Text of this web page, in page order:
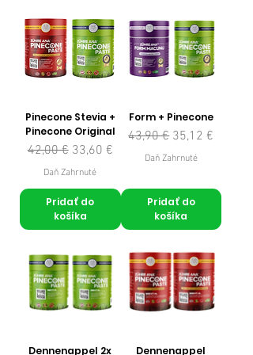
Pinecone Stevia +
Pinecone Original
Normálna cena
42,00 € Zľavnená cena
33,60 €
Daň Zahrnuté
Pridať do
košíka
Form + Pinecone
Normálna cena
43,90 € Zľavnená cena
35,12 €
Daň Zahrnuté
Pridať do
košíka
Dennenappel 2x Dennenappel